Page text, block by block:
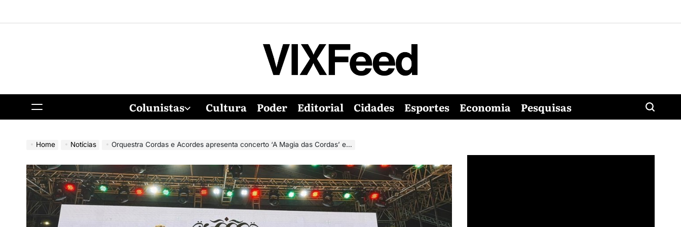
Colunistas Cultura Poder Editorial Cidades Esportes Economia Pesquisas
Home Notícias Orquestra Cordas e Acordes apresenta concerto ‘A Magia das Cordas’ em Vitória